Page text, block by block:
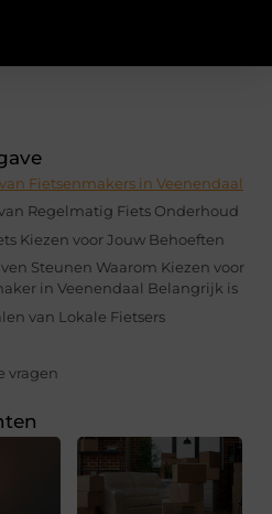
Fietsenmakers in Veenendaal
Regelmatig Fiets Onderhoud
Kiezen voor Jouw Behoeften
Steunen Waarom Kiezen voor
in Veenendaal Belangrijk is
van Lokale Fietsers
vragen